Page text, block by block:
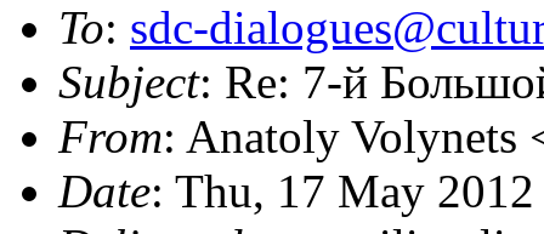
To: sdc-
Subject: Re: 7-й
From: Anatoly Volynets
Date: Thu, 17 May